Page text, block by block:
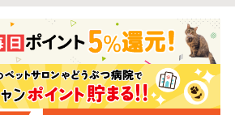
アクア・爬虫類・昆虫
について